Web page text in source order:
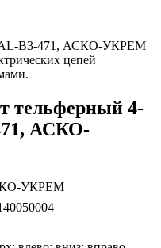
B3-471, АСКО-УКРЕМ
цепей
тельферный 4-
АСКО-
УКРЕМ